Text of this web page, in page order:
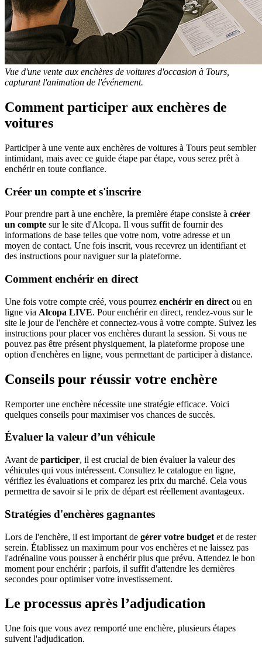
Vue d'une vente aux enchères de voitures d'occasion à Tours,
capturant l'animation de l'événement.
Comment participer aux enchères de
voitures
Participer à une vente aux enchères de voitures à Tours peut sembler
intimidant, mais avec ce guide étape par étape, vous serez prêt à
enchérir en toute confiance.
Créer un compte et s'inscrire
Pour prendre part à une enchère, la première étape consiste à créer
un compte sur le site d'Alcopa. Il vous suffit de fournir des
informations de base telles que votre nom, votre adresse et un
moyen de contact. Une fois inscrit, vous recevrez un identifiant et
des instructions pour naviguer sur la plateforme.
Comment enchérir en direct
Une fois votre compte créé, vous pourrez enchérir en direct ou en
ligne via Alcopa LIVE. Pour enchérir en direct, rendez-vous sur le
site le jour de l'enchère et connectez-vous à votre compte. Suivez les
instructions pour placer vos enchères durant la session. Si vous ne
pouvez pas être présent physiquement, la plateforme propose une
option d'enchères en ligne, vous permettant de participer à distance.
Conseils pour réussir votre enchère
Remporter une enchère nécessite une stratégie efficace. Voici
quelques conseils pour maximiser vos chances de succès.
Évaluer la valeur d’un véhicule
Avant de participer, il est crucial de bien évaluer la valeur des
véhicules qui vous intéressent. Consultez le catalogue en ligne,
vérifiez les évaluations et comparez les prix du marché. Cela vous
permettra de savoir si le prix de départ est réellement avantageux.
Stratégies d'enchères gagnantes
Lors de l'enchère, il est important de gérer votre budget et de rester
serein. Établissez un maximum pour vos enchères et ne laissez pas
l'adrénaline vous pousser à enchérir plus que prévu. Attendez le bon
moment pour enchérir ; parfois, il suffit d'attendre les dernières
secondes pour optimiser votre investissement.
Le processus après l’adjudication
Une fois que vous avez remporté une enchère, plusieurs étapes
suivent l'adjudication.